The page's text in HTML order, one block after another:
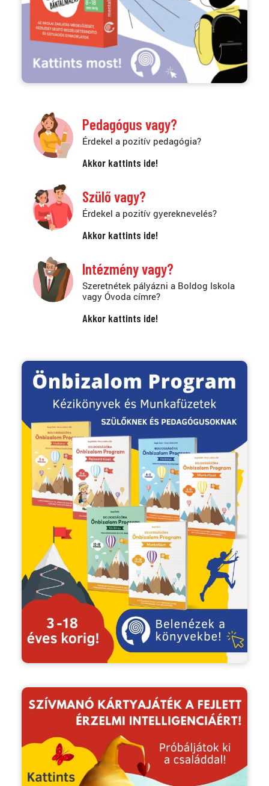
Pedagógus vagy?
Érdekel a pozitív pedagógia?
Akkor kattints ide!
Szülő vagy?
Érdekel a pozitív gyereknevelés?
Akkor kattints ide!
Intézmény vagy?
Szeretnétek pályázni a Boldog Iskola
vagy Óvoda címre?
Akkor kattints ide!